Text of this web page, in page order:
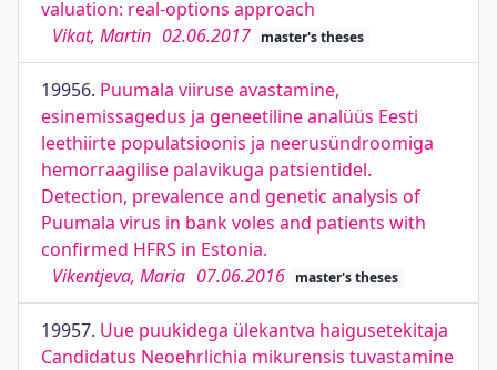
valuation: real-options approach
Vikat, Martin 02.06.2017 master's theses
19956. Puumala viiruse avastamine,
esinemissagedus ja geneetiline analüüs Eesti
leethiirte populatsioonis ja neerusündroomiga
hemorraagilise palavikuga patsientidel.
Detection, prevalence and genetic analysis of
Puumala virus in bank voles and patients with
confirmed HFRS in Estonia.
Vikentjeva, Maria 07.06.2016 master's theses
19957. Uue puukidega ülekantva haigusetekitaja
Candidatus Neoehrlichia mikurensis tuvastamine